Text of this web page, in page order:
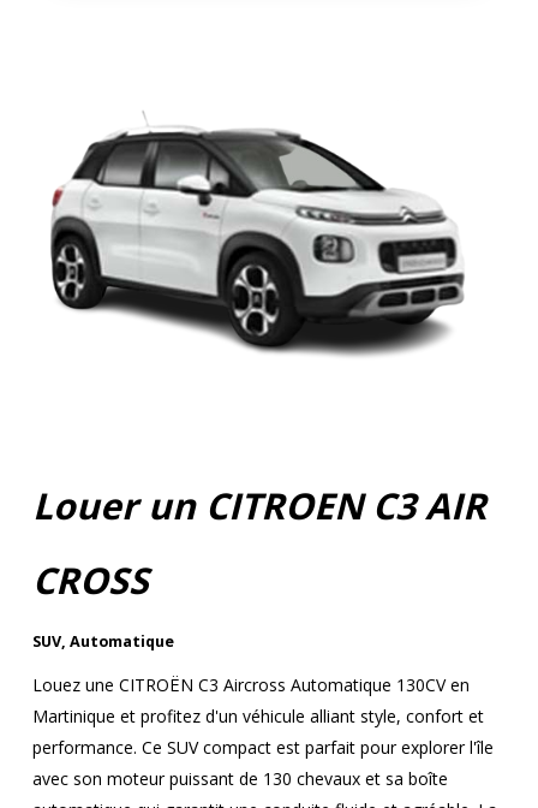
Louer un CITROEN C3 AIR
CROSS
SUV, Automatique
Louez une CITROËN C3 Aircross Automatique 130CV en
Martinique et profitez d'un véhicule alliant style, confort et
performance. Ce SUV compact est parfait pour explorer l'île
avec son moteur puissant de 130 chevaux et sa boîte